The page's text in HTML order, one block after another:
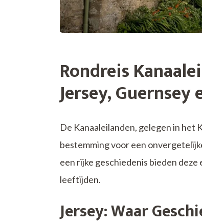
Rondreis
Jersey, Guernsey
De Kanaaleilanden, gelegen in het
bestemming voor een
een rijke geschiedenis bieden
leeftijden.
Jersey: Waar